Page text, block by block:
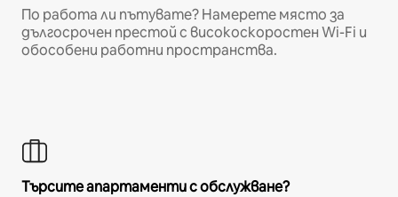
По работа ли пътувате? Намерете място за
дългосрочен престой с високоскоростен Wi-Fi и
обособени работни пространства.
Търсите апартаменти с обслужване?